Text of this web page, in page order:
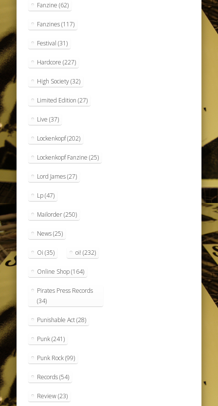
Fanzine (62)
Fanzines(117)
Festival (31)
Hardcore (227)
High Society(32)
Limited Edition (27)
Live (37)
Lockenkopf(202)
Lockenkopf Fanzine (25)
Lord James(27)
Lp(47)
Mailorder(250)
News(25)
Oi (35) oi! (232)
Online Shop(164)
Pirates Press Records
(34)
Punishable Act(28)
Punk(241)
Punk Rock(99)
Records(54)
Review(23)